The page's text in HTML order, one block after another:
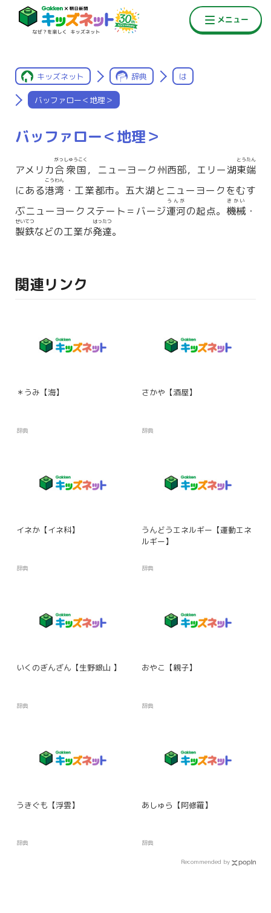
キッズネット 辞典 は
バッファロー＜地理＞
バッファロー＜地理＞
アメリカ合衆国
がっしゅうこく
，ニューヨーク州西部，エリー湖東端
とうたん
にある港湾
こうわん
・工業都市。五大湖とニューヨークをむす
ぶニューヨークステート＝バージ運河
うんが
の起点。 機械
きかい
・
製鉄
せいてつ
などの工業が発達
はったつ
。
関連リンク
＊うみ【海】
辞典
さかや【酒屋】
辞典
イネか【イネ科】
辞典
うんどうエネルギー【運動エネ
ルギー】
辞典
いくのぎんざん【生野銀山 】
辞典
おやこ【親子】
辞典
うきぐも【浮雲】
辞典
あしゅら【阿修羅】
辞典
Recommended by